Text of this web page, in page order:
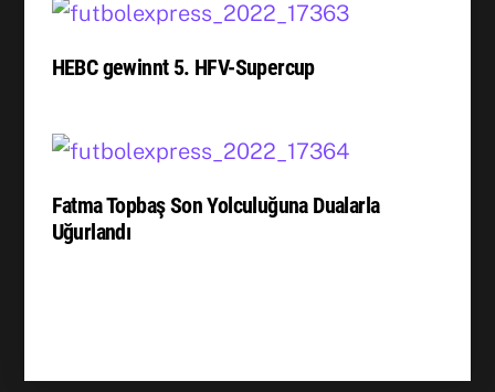
HEBC gewinnt 5. HFV-Supercup
Fatma Topbaş Son Yolculuğuna Dualarla
Uğurlandı